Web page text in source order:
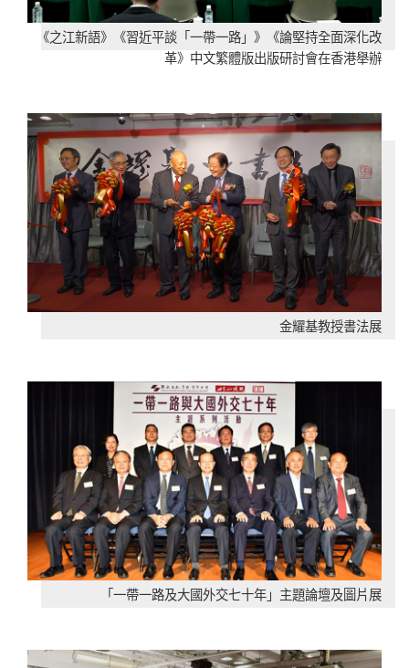
《之江新語》《習近平談「一帶一路」》《論堅持全面深化改
革》中文繁體版出版研討會在香港舉辦
金耀基教授書法展
「一帶一路及大國外交七十年」主題論壇及圖片展